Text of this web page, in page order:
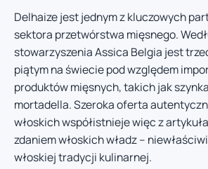
Delhaize jest jednym z kluczowych
sektora przetwórstwa mięsnego.
stowarzyszenia Assica Belgia jest
piątym na świecie pod względem
produktów mięsnych, takich jak
mortadella. Szeroka oferta
włoskich współistnieje więc z
zdaniem włoskich władz –
włoskiej tradycji kulinarnej.